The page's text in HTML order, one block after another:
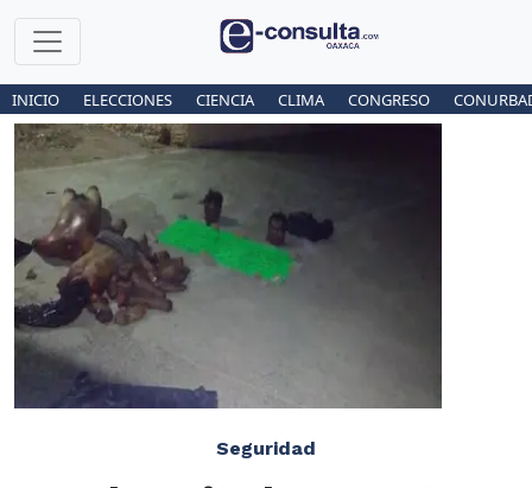
INICIO ELECCIONES CIENCIA CLIMA CONGRESO
Seguridad